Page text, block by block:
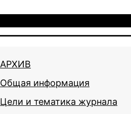
АРХИВ
Общая информация
Цели и тематика журнала